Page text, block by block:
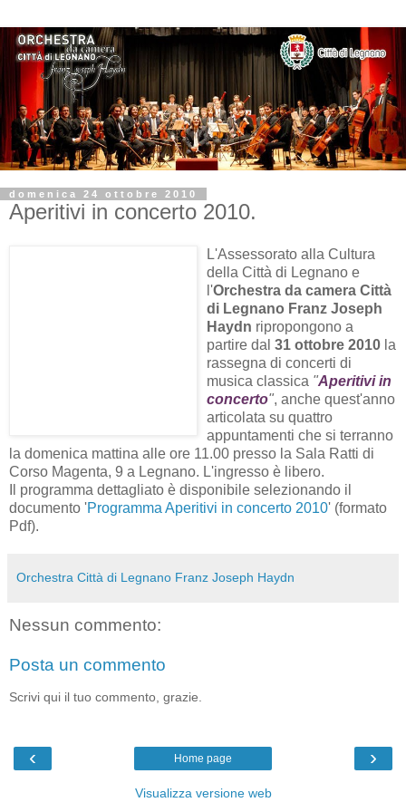
domenica 24 ottobre 2010
Aperitivi in concerto 2010.
L'Assessorato alla Cultura
della Città di Legnano e
l'Orchestra da camera Città
di Legnano Franz Joseph
Haydn ripropongono a
partire dal 31 ottobre 2010 la
rassegna di concerti di
musica classica "Aperitivi in
concerto", anche quest'anno
articolata su quattro
appuntamenti che si terranno
la domenica mattina alle ore 11.00 presso la Sala Ratti di
Corso Magenta, 9 a Legnano. L'ingresso è libero.
Il programma dettagliato è disponibile selezionando il
documento 'Programma Aperitivi in concerto 2010' (formato
Pdf).
Orchestra Città di Legnano Franz Joseph Haydn
Nessun commento:
Posta un commento
Scrivi qui il tuo commento, grazie.
‹ ›
Home page
Visualizza versione web